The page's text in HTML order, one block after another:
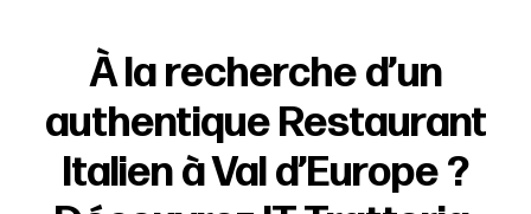
À la recherche d’un
authentique Restaurant
Italien à Val d’Europe ?